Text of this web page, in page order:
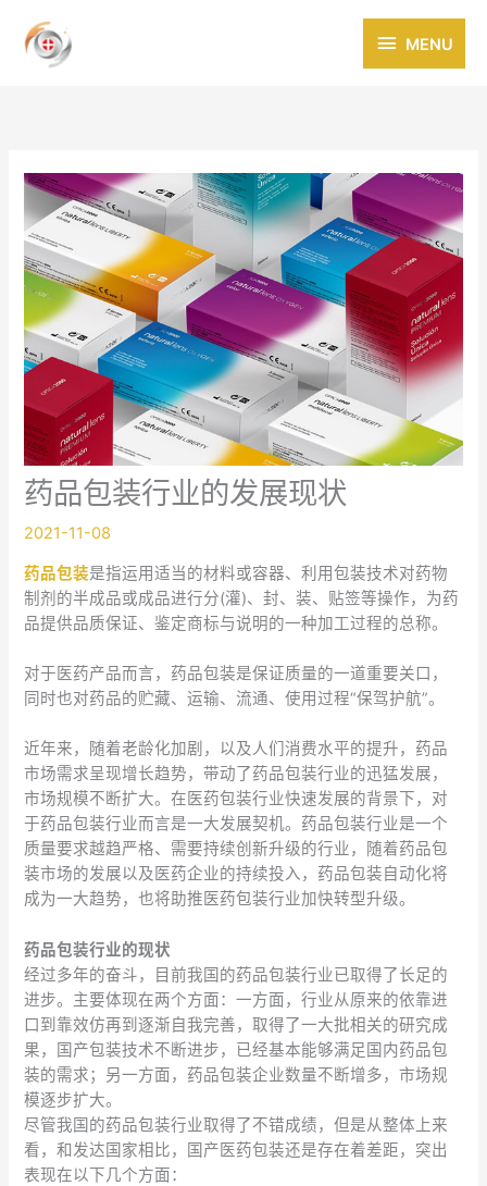
MENU
MENU
药品包装行业的发展现状
2021-11-08
药品包装是指运用适当的材料或容器、利用包装技术对药物
制剂的半成品或成品进行分(灌)、封、装、贴签等操作，为药
品提供品质保证、鉴定商标与说明的一种加工过程的总称。
对于医药产品而言，药品包装是保证质量的一道重要关口，
同时也对药品的贮藏、运输、流通、使用过程“保驾护航”。
近年来，随着老龄化加剧，以及人们消费水平的提升，药品
市场需求呈现增长趋势，带动了药品包装行业的迅猛发展，
市场规模不断扩大。在医药包装行业快速发展的背景下，对
于药品包装行业而言是一大发展契机。药品包装行业是一个
质量要求越趋严格、需要持续创新升级的行业，随着药品包
装市场的发展以及医药企业的持续投入，药品包装自动化将
成为一大趋势，也将助推医药包装行业加快转型升级。
药品包装行业的现状
经过多年的奋斗，目前我国的药品包装行业已取得了长足的
进步。主要体现在两个方面：一方面，行业从原来的依靠进
口到靠效仿再到逐渐自我完善，取得了一大批相关的研究成
果，国产包装技术不断进步，已经基本能够满足国内药品包
装的需求；另一方面，药品包装企业数量不断增多，市场规
模逐步扩大。
尽管我国的药品包装行业取得了不错成绩，但是从整体上来
看，和发达国家相比，国产医药包装还是存在着差距，突出
表现在以下几个方面：